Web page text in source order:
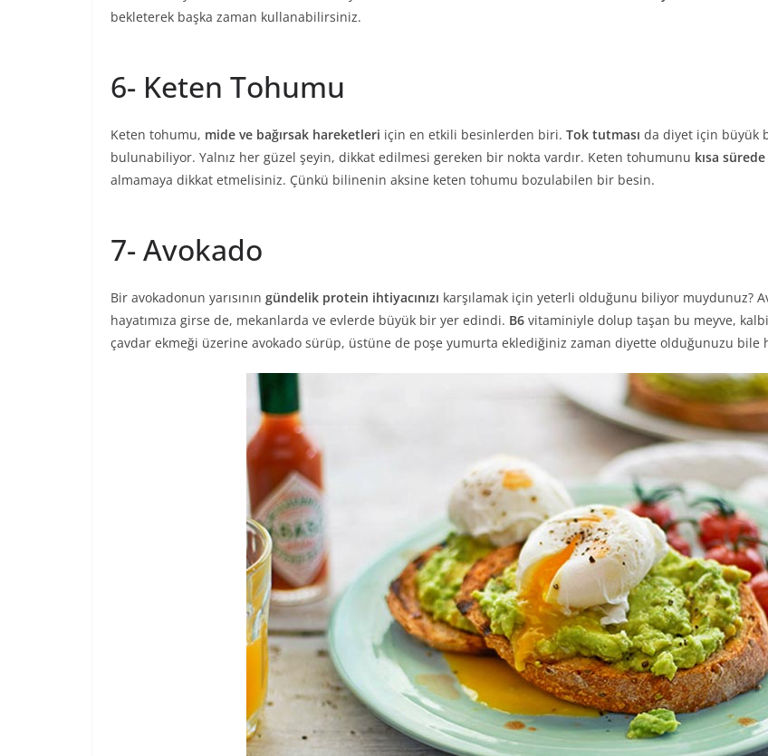
bekleterek başka zaman kullanabilirsiniz.
6- Keten Tohumu
Keten tohumu, mide ve bağırsak hareketleri için en etkili besinlerden biri. Tok tutması da diyet için büyük
bulunabiliyor. Yalnız her güzel şeyin, dikkat edilmesi gereken bir nokta vardır. Keten tohumunu kısa
almamaya dikkat etmelisiniz. Çünkü bilinenin aksine keten tohumu bozulabilen bir besin.
7- Avokado
Bir avokadonun yarısının gündelik protein ihtiyacınızı karşılamak için yeterli olduğunu biliyor muydunuz?
hayatımıza girse de, mekanlarda ve evlerde büyük bir yer edindi. B6 vitaminiyle dolup taşan bu meyve,
çavdar ekmeği üzerine avokado sürüp, üstüne de poşe yumurta eklediğiniz zaman diyette olduğunuzu bile